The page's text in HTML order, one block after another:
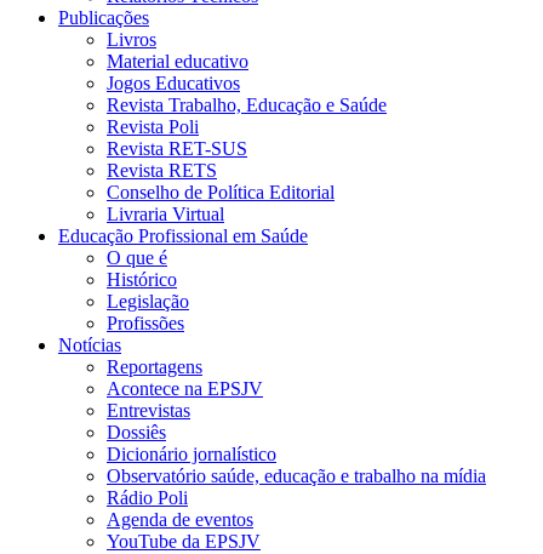
Publicações
Livros
Material educativo
Jogos Educativos
Revista Trabalho, Educação e Saúde
Revista Poli
Revista RET-SUS
Revista RETS
Conselho de Política Editorial
Livraria Virtual
Educação Profissional em Saúde
O que é
Histórico
Legislação
Profissões
Notícias
Reportagens
Acontece na EPSJV
Entrevistas
Dossiês
Dicionário jornalístico
Observatório saúde, educação e trabalho na mídia
Rádio Poli
Agenda de eventos
YouTube da EPSJV